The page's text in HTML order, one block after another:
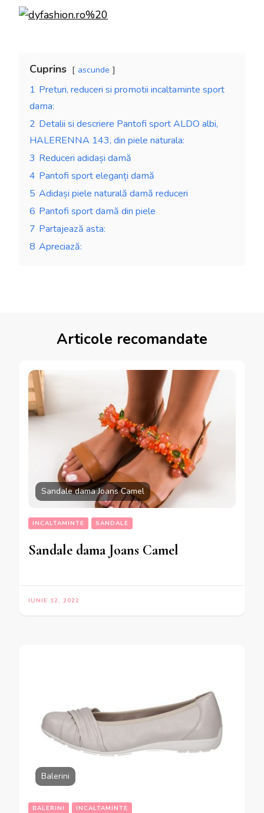
Cuprins ascunde
1 Preturi, reduceri si promotii incaltaminte sport
dama:
2 Detalii si descriere Pantofi sport ALDO albi,
HALERENNA 143, din piele naturala:
3 Reduceri adidași damă
4 Pantofi sport eleganți damă
5 Adidași piele naturală damă reduceri
6 Pantofi sport damă din piele
7 Partajează asta:
8 Apreciază:
Articole recomandate
Sandale dama Joans Camel
INCALTAMINTE SANDALE
Sandale dama Joans Camel
IUNIE 12, 2022
Balerini
BALERINI INCALTAMINTE